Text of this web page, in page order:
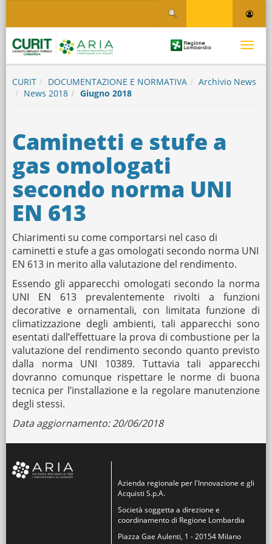
principale
Toggle
Logo
Logo
Regione
CURIT DOCUMENTAZIONE E NORMATIVA
Archivio News
News 2018
Giugno 2018
Caminetti e stufe a
gas omologati
secondo norma UNI
EN 613
Chiarimenti su come comportarsi nel caso di
caminetti e stufe a gas omologati secondo norma UNI
EN 613 in merito alla valutazione del rendimento.
Essendo gli apparecchi omologati secondo la norma
UNI EN 613 prevalentemente rivolti a funzioni
decorative e ornamentali, con limitata funzione di
climatizzazione degli ambienti, tali apparecchi sono
esentati dall’effettuare la prova di combustione per la
valutazione del rendimento secondo quanto previsto
dalla norma UNI 10389. Tuttavia tali apparecchi
dovranno comunque rispettare le norme di buona
tecnica per l’installazione e la regolare manutenzione
degli stessi.
Data aggiornamento: 20/06/2018
Azienda regionale per l'Innovazione e gli
Acquisti S.p.A.
Società soggetta a direzione e
coordinamento di Regione Lombardia
Piazza Gae Aulenti, 1 - 20154 Milano